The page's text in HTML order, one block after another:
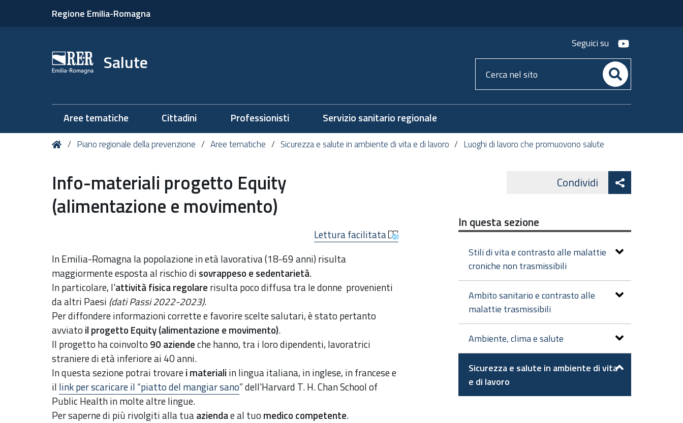
Regione Emilia-Romagna
Salute
Seguici su youtube
Cerca
nel
Aree tematiche Cittadini Professionisti Servizio sanitario regionale
Tu HomePiano regionale della prevenzione Aree tematiche Sicurezza e salute in ambiente di vita e di lavoro Luoghi di lavoro che promuovono salute
Info-materiali progetto Equity
(alimentazione e movimento)
Lettura facilitata
In Emilia-Romagna la popolazione in età lavorativa (18-69 anni) risulta
maggiormente esposta al rischio di sovrappeso e sedentarietà.
In particolare, l'attività fisica regolare risulta poco diffusa tra le donne provenienti
da altri Paesi (dati Passi 2022-2023).
Per diffondere informazioni corrette e favorire scelte salutari, è stato pertanto
avviatoil progetto Equity (alimentazione e movimento).
Il progettoha coinvolto90 aziendeche hanno, tra i loro dipendenti, lavoratrici
straniere di età inferiore ai 40 anni.
In questa sezione potrai trovarei materiali in lingua italiana, in inglese, in francese e
il linkper scaricare il “piatto del mangiar sano” dell'Harvard T. H. Chan School of
Public Healthin molte altre lingue.
Per saperne di più rivolgiti alla tuaaziendae al tuomedico competente.
Condividi Facebook
condividi
In questa sezione
Stili di vita e contrasto alle malattie
croniche non trasmissibili
Ambito sanitario e contrasto alle
malattie trasmissibili
Ambiente, clima e salute
Sicurezza e salute in ambiente di vita
e di lavoro